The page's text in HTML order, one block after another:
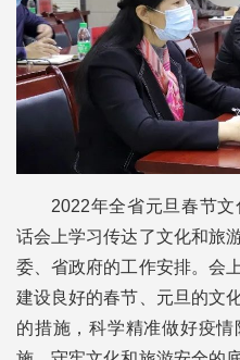
2022年全省元旦春节
话会上学习传达了文化和旅
委、省政府的工作安排。会
建设良好的春节、元旦的文
的措施，科学精准做好疫